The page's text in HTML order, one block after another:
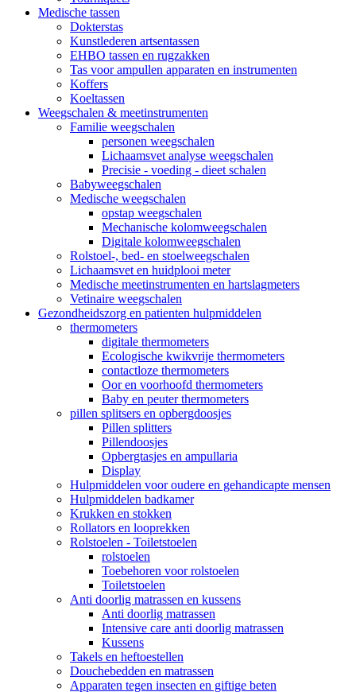
Medische tassen
Dokterstas
Kunstlederen artsentassen
EHBO tassen en rugzakken
Tas voor ampullen apparaten en instrumenten
Koffers
Koeltassen
Weegschalen & meetinstrumenten
Familie weegschalen
personen weegschalen
Lichaamsvet analyse weegschalen
Precisie - voeding - dieet schalen
Babyweegschalen
Medische weegschalen
opstap weegschalen
Mechanische kolomweegschalen
Digitale kolomweegschalen
Rolstoel-, bed- en stoelweegschalen
Lichaamsvet en huidplooi meter
Medische meetinstrumenten en hartslagmeters
Vetinaire weegschalen
Gezondheidszorg en patienten hulpmiddelen
thermometers
digitale thermometers
Ecologische kwikvrije thermometers
contactloze thermometers
Oor en voorhoofd thermometers
Baby en peuter thermometers
pillen splitsers en opbergdoosjes
Pillen splitters
Pillendoosjes
Opbergtasjes en ampullaria
Display
Hulpmiddelen voor oudere en gehandicapte mensen
Hulpmiddelen badkamer
Krukken en stokken
Rollators en looprekken
Rolstoelen - Toiletstoelen
rolstoelen
Toebehoren voor rolstoelen
Toiletstoelen
Anti doorlig matrassen en kussens
Anti doorlig matrassen
Intensive care anti doorlig matrassen
Kussens
Takels en heftoestellen
Douchebedden en matrassen
Apparaten tegen insecten en giftige beten